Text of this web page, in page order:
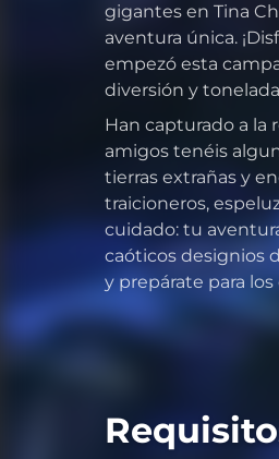
gigantes en Tina
aventura única.
empezó esta
diversión y
Han capturado a la
amigos tenéis
tierras extrañas y
traicioneros,
cuidado: tu
caóticos designios
y prepárate para